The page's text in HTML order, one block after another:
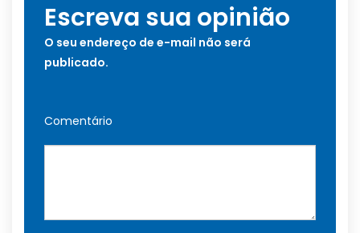
Escreva sua opinião
O seu endereço de e-mail não será
publicado.
Comentário